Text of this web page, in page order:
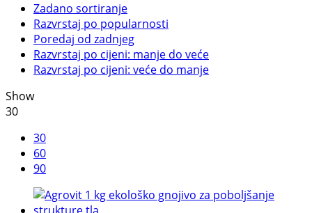
Zadano sortiranje
Razvrstaj po popularnosti
Poredaj od zadnjeg
Razvrstaj po cijeni: manje do veće
Razvrstaj po cijeni: veće do manje
Show
30
30
60
90